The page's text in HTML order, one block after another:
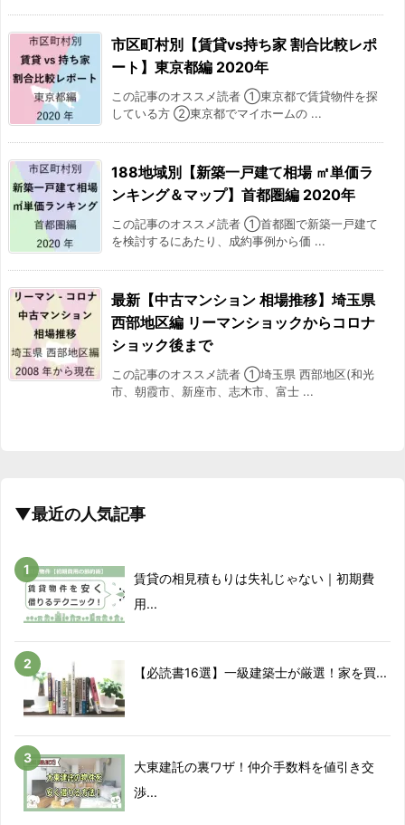
市区町村別【賃貸vs持ち家 割合比較レポ
ート】東京都編 2020年
この記事のオススメ読者 ①東京都で賃貸物件を探
している方 ②東京都でマイホームの ...
188地域別【新築一戸建て相場 ㎡単価ラ
ンキング＆マップ】首都圏編 2020年
この記事のオススメ読者 ①首都圏で新築一戸建て
を検討するにあたり、成約事例から価 ...
最新【中古マンション 相場推移】埼玉県
西部地区編 リーマンショックからコロナ
ショック後まで
この記事のオススメ読者 ①埼玉県 西部地区(和光
市、朝霞市、新座市、志木市、富士 ...
▼最近の人気記事
賃貸の相見積もりは失礼じゃない｜初期費
用...
【必読書16選】一級建築士が厳選！家を買...
大東建託の裏ワザ！仲介手数料を値引き交
渉...